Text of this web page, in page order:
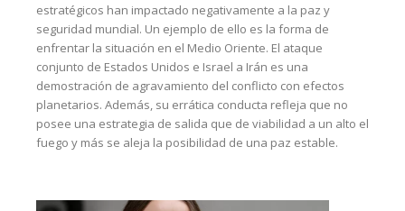
estratégicos han impactado negativamente a la paz y
seguridad mundial. Un ejemplo de ello es la forma de
enfrentar la situación en el Medio Oriente. El ataque
conjunto de Estados Unidos e Israel a Irán es una
demostración de agravamiento del conflicto con efectos
planetarios. Además, su errática conducta refleja que no
posee una estrategia de salida que de viabilidad a un alto el
fuego y más se aleja la posibilidad de una paz estable.